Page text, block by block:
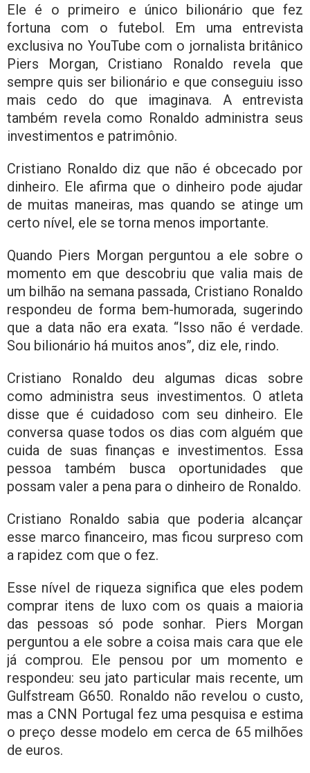
Ele é o primeiro e único bilionário que fez
fortuna com o futebol. Em uma entrevista
exclusiva no YouTube com o jornalista britânico
Piers Morgan, Cristiano Ronaldo revela que
sempre quis ser bilionário e que conseguiu isso
mais cedo do que imaginava. A entrevista
também revela como Ronaldo administra seus
investimentos e patrimônio.
Cristiano Ronaldo diz que não é obcecado por
dinheiro. Ele afirma que o dinheiro pode ajudar
de muitas maneiras, mas quando se atinge um
certo nível, ele se torna menos importante.
Quando Piers Morgan perguntou a ele sobre o
momento em que descobriu que valia mais de
um bilhão na semana passada, Cristiano Ronaldo
respondeu de forma bem-humorada, sugerindo
que a data não era exata. “Isso não é verdade.
Sou bilionário há muitos anos”, diz ele, rindo.
Cristiano Ronaldo deu algumas dicas sobre
como administra seus investimentos. O atleta
disse que é cuidadoso com seu dinheiro. Ele
conversa quase todos os dias com alguém que
cuida de suas finanças e investimentos. Essa
pessoa também busca oportunidades que
possam valer a pena para o dinheiro de Ronaldo.
Cristiano Ronaldo sabia que poderia alcançar
esse marco financeiro, mas ficou surpreso com
a rapidez com que o fez.
Esse nível de riqueza significa que eles podem
comprar itens de luxo com os quais a maioria
das pessoas só pode sonhar. Piers Morgan
perguntou a ele sobre a coisa mais cara que ele
já comprou. Ele pensou por um momento e
respondeu: seu jato particular mais recente, um
Gulfstream G650. Ronaldo não revelou o custo,
mas a CNN Portugal fez uma pesquisa e estima
o preço desse modelo em cerca de 65 milhões
de euros.